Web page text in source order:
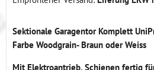
Sektionale Garagentor Komplett
Farbe Woodgrain- Braun oder Weiss
Mit Elektroantrieb, Schienen fertig